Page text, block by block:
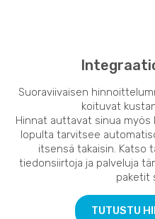
Suoraviivaisen
koituvat
Hinnat auttavat sinua myös
lopulta tarvitsee
itsensä takaisin. Katso
tiedonsiirtoja ja palveluja
paketit
TUTUSTU